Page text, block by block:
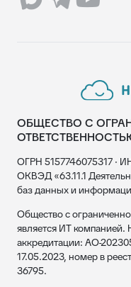
ОБЩЕСТВО С
ОГРН 5157746075317 ·
ОКВЭД «63.11.1
баз данных и
Общество с
является ИТ компанией.
аккредитации: АО-
17.05.2023, номер в
36795.